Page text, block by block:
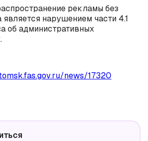
рекламы без
является нарушением части 4.1
об административных
news/17320